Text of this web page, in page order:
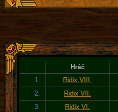
Hráč
1.
Ridix VIII.
2.
Ridix VII.
3.
Ridix VI.